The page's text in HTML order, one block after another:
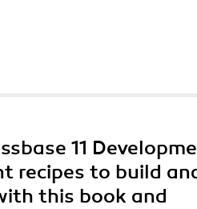
11
recipes to build
this book and